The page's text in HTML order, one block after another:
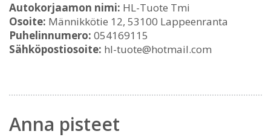
Autokorjaamon nimi: HL-Tuote Tmi
Osoite: Männikkötie 12, 53100 Lappeenranta
Puhelinnumero: 054169115
Sähköpostiosoite: hl-tuote@hotmail.com
Anna pisteet